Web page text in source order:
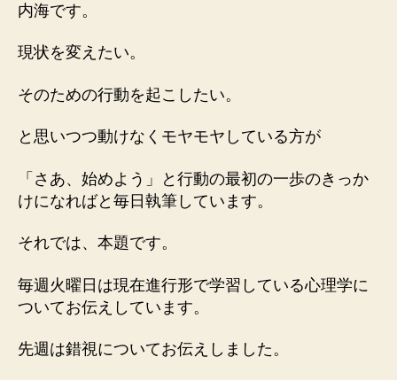
「脳」
の
内海です。
現状を変えたい。
そのための行動を起こしたい。
と思いつつ動けなくモヤモヤしている方が
「さあ、始めよう」と行動の最初の一歩のきっか
けになればと毎日執筆しています。
それでは、本題です。
毎週火曜日は現在進行形で学習している心理学に
ついてお伝えしています。
先週は錯視についてお伝えしました。